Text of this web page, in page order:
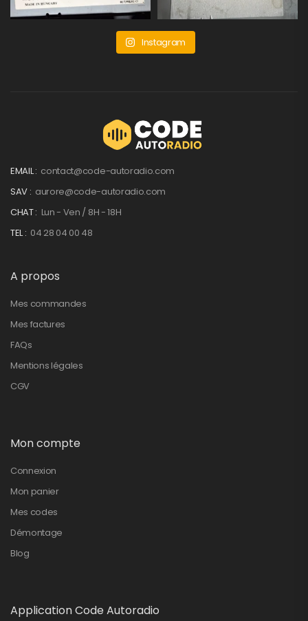
Instagram
EMAIL : contact@code-autoradio.com
SAV : aurore@code-autoradio.com
CHAT : Lun - Ven / 8H - 18H
TEL : 04 28 04 00 48
A propos
Mes commandes
Mes factures
FAQs
Mentions légales
CGV
Mon compte
Connexion
Mon panier
Mes codes
Démontage
Blog
Application Code Autoradio